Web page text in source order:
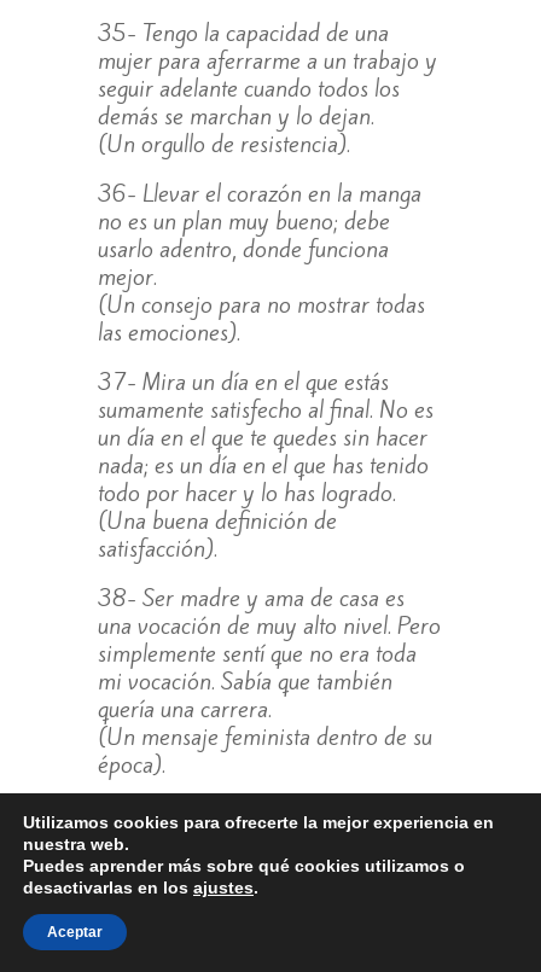
35- Tengo la capacidad de una
mujer para aferrarme a un trabajo y
seguir adelante cuando todos los
demás se marchan y lo dejan.
(Un orgullo de resistencia).
36- Llevar el corazón en la manga
no es un plan muy bueno; debe
usarlo adentro, donde funciona
mejor.
(Un consejo para no mostrar todas
las emociones).
37- Mira un día en el que estás
sumamente satisfecho al final. No es
un día en el que te quedes sin hacer
nada; es un día en el que has tenido
todo por hacer y lo has logrado.
(Una buena definición de
satisfacción).
38- Ser madre y ama de casa es
una vocación de muy alto nivel. Pero
simplemente sentí que no era toda
mi vocación. Sabía que también
quería una carrera.
(Un mensaje feminista dentro de su
época).
39- Si bien el hogar debe ser
siempre el centro de la vida, no debe
ser el límite de las ambiciones.
(Claro, la familia es base, pero no el
techo).
Utilizamos cookies para ofrecerte la mejor experiencia en
nuestra web.
Puedes aprender más sobre qué cookies utilizamos o
desactivarlas en los ajustes.
Aceptar